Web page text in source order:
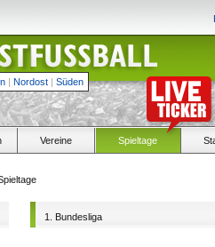
| Nordost | Süden
Vereine Spieltage
1. Bundesliga